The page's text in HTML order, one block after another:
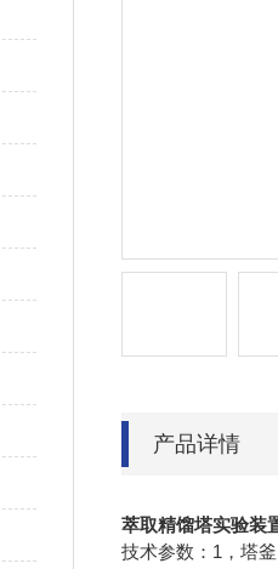
产品详情
萃取精馏塔实验装
技术参数：1，